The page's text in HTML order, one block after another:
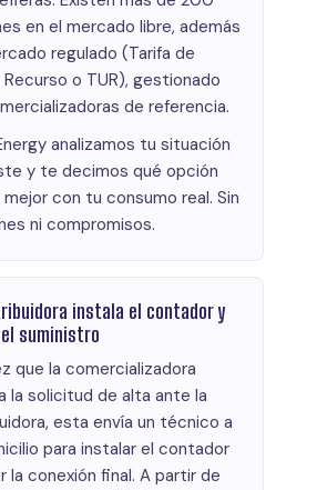
en el mercado libre, además
regulado (Tarifa de
o TUR), gestionado
de referencia.
analizamos tu situación
y te decimos qué opción
mejor con tu consumo real. Sin
ni compromisos.
instala el contador y
suministro
que la comercializadora
la solicitud de alta ante la
esta envía un técnico a
para instalar el contador
la conexión final. A partir de